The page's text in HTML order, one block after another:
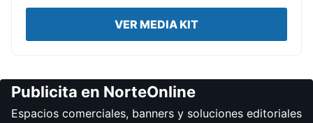
VER MEDIA KIT
Publicita en NorteOnline
Espacios comerciales, banners y soluciones editoriales